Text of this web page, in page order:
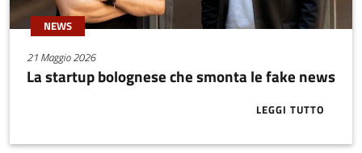
NEWS
21 Maggio 2026
La startup bolognese che smonta le fake news
LEGGI TUTTO
ABOUT LA